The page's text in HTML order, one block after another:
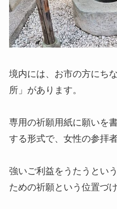
境内には、お市の方にち
所」があります。
専用の祈願用紙に願いを
する形式で、女性の参拝
強いご利益をうたうとい
ための祈願という位置づけ